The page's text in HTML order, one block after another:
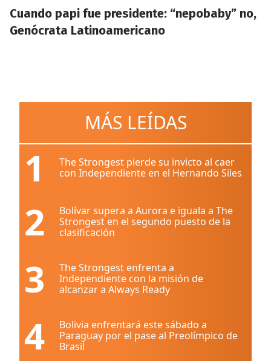
Cuando papi fue presidente: “nepobaby” no,
Genócrata Latinoamericano
MÁS LEÍDAS
1
The Strongest pierde su invicto al caer
con Independiente en el Hernando Siles
2
Bolívar supera a Aurora e iguala a The
Strongest en el segundo puesto de la
clasificación
3
The Strongest enfrenta a
Independiente con la misión de
alcanzar a Always Ready
4
Bolivia enfrentará este sábado a
Paraguay por el pase al Preolímpico de
Brasil